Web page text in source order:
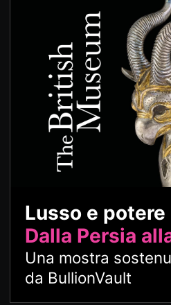
Lusso e potere
Dalla Persia
Una mostra
da BullionVault